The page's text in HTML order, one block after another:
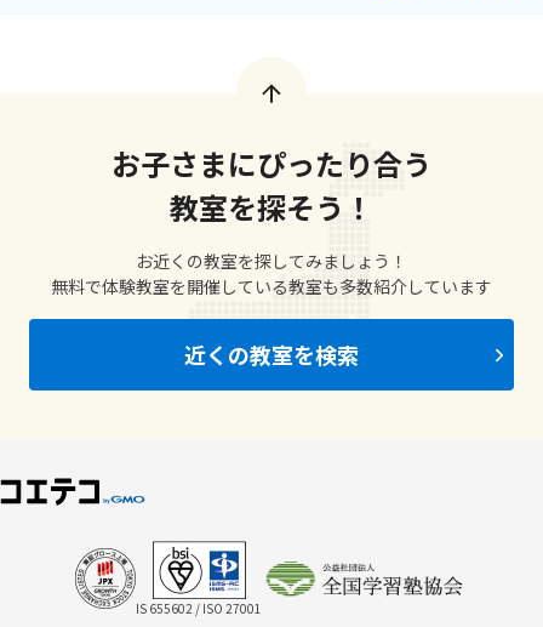
お子さまにぴったり合う
教室を探そう！
お近くの教室を探してみましょう！
無料で体験教室を開催している教室も多数紹介しています
近くの教室を検索
IS 655602 / ISO 27001